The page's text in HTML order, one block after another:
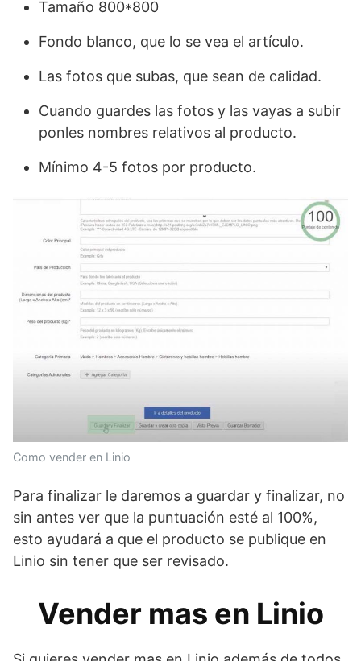
Tamaño 800*800
Fondo blanco, que lo se vea el artículo.
Las fotos que subas, que sean de calidad.
Cuando guardes las fotos y las vayas a subir
ponles nombres relativos al producto.
Mínimo 4-5 fotos por producto.
Como vender en Linio
Para finalizar le daremos a guardar y finalizar, no
sin antes ver que la puntuación esté al 100%,
esto ayudará a que el producto se publique en
Linio sin tener que ser revisado.
Vender mas en Linio